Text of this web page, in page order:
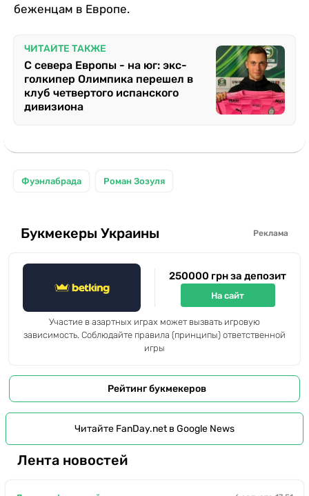
беженцам в Европе.
ЧИТАЙТЕ ТАКЖЕ
С севера Европы - на юг: экс-
голкипер Олимпика перешел в
клуб четвертого испанского
дивизиона
Фуэнлабрада Роман Зозуля
Букмекеры Украины Реклама
250000 грн за депозит
На сайт
Участие в азартных играх может вызвать игровую
зависимость. Соблюдайте правила (принципы) ответственной
игры
Рейтинг букмекеров
Читайте FanDay.net в Google News
Лента новостей